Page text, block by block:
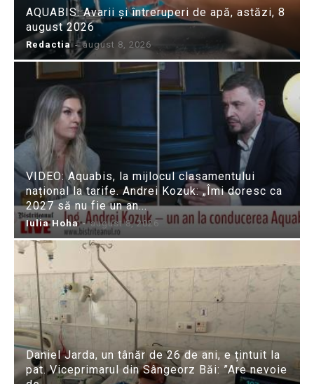
AQUABIS: Avarii și întreruperi de apă, astăzi, 8
august 2026
Redactia - august 8, 2026
VIDEO: Aquabis, la mijlocul clasamentului
național la tarife. Andrei Kozuk: „Îmi doresc ca
2027 să nu fie un an...
Iulia Hoha - august 8, 2026
Daniel Jarda, un tânăr de 26 de ani, e țintuit la
pat. Viceprimarul din Sângeorz Băi: ”Are nevoie